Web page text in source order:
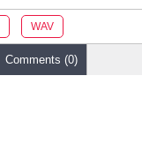
WAV
Comments (0)